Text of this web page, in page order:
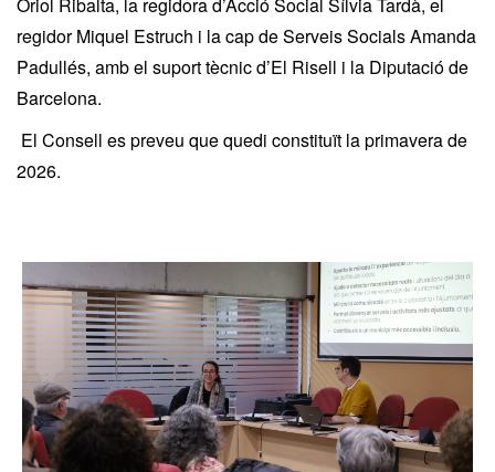
regidor Miquel Estruch i la cap de Serveis Socials Amanda
Padullés, amb el suport tècnic d’El Risell i la Diputació de
Barcelona.
El Consell es preveu que quedi constituït la primavera de
2026.